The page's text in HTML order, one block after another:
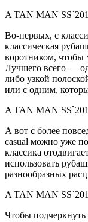
A TAN MAN
Во-первых, с
классическая
воротником, чтобы
Лучшего всего —
либо узкой
или с одним,
A TAN MAN
А вот с более
casual можно уже
классика
использовать
разнообразных
A TAN MAN
Чтобы